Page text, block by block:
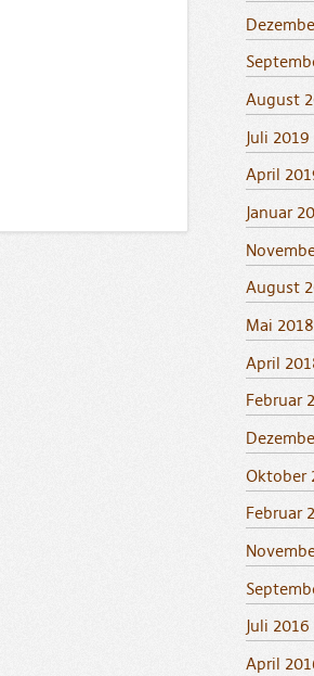
August
Juli 2019
April
Januar
August
Mai 2018
April
Februar
Oktober
Februar
Juli 2016
April